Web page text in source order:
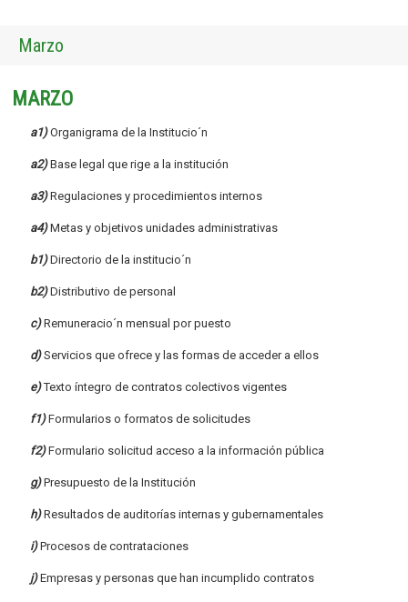
Marzo
MARZO
a1)Organigrama de la Institucio´n
a2) Base legal que rige a la institución
a3)Regulaciones y procedimientos internos
a4)Metas y objetivos unidades administrativas
b1)Directorio de la institucio´n
b2)Distributivo de personal
c)Remuneracio´n mensual por puesto
d)Servicios que ofrece y las formas de acceder a ellos
e)Texto íntegro de contratos colectivos vigentes
f1)Formularios o formatos de solicitudes
f2)Formulario solicitud acceso a la información pública
g) Presupuesto de la Institución
h)Resultados de auditorías internas y gubernamentales
i) Procesos de contrataciones
j) Empresas y personas que han incumplido contratos